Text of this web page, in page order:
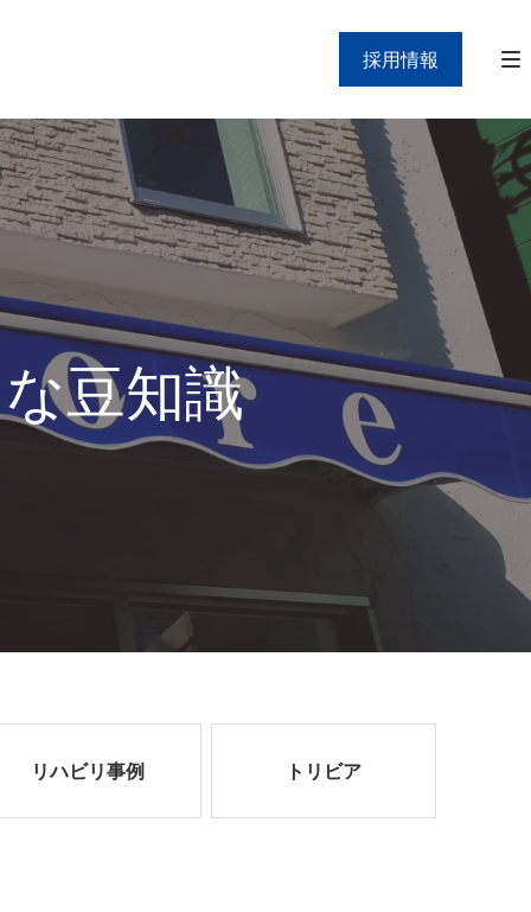
採用情報
豆知識
リハビリ事例 トリビア